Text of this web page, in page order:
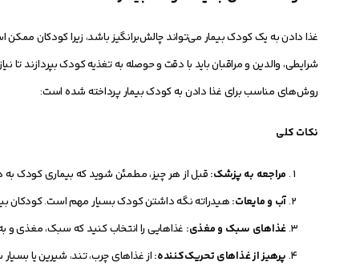
غذا دادن به یک کودک بیمار می‌تواند چالش‌برانگیز باشد، زیرا کودکان
شرایطی، والدین و مراقبان باید با دقت و حوصله به تغذیه کودک بپردازند
روش‌های مناسب برای غذا دادن به کودک بیمار پرداخته شده است:
نکات کلی
مراجعه به پزشک: قبل از هر چیز، مطمئن شوید که بیماری کودک
آب و مایعات:هیدراته نگه داشتن کودک بسیار مهم است. کودکان
غذاهای سبک و مغذی: غذاهایی را انتخاب کنید که سبک، مغذی و
پرهیز از غذاهای تحریک‌کننده:از غذاهای چرب، تند، شیرین یا